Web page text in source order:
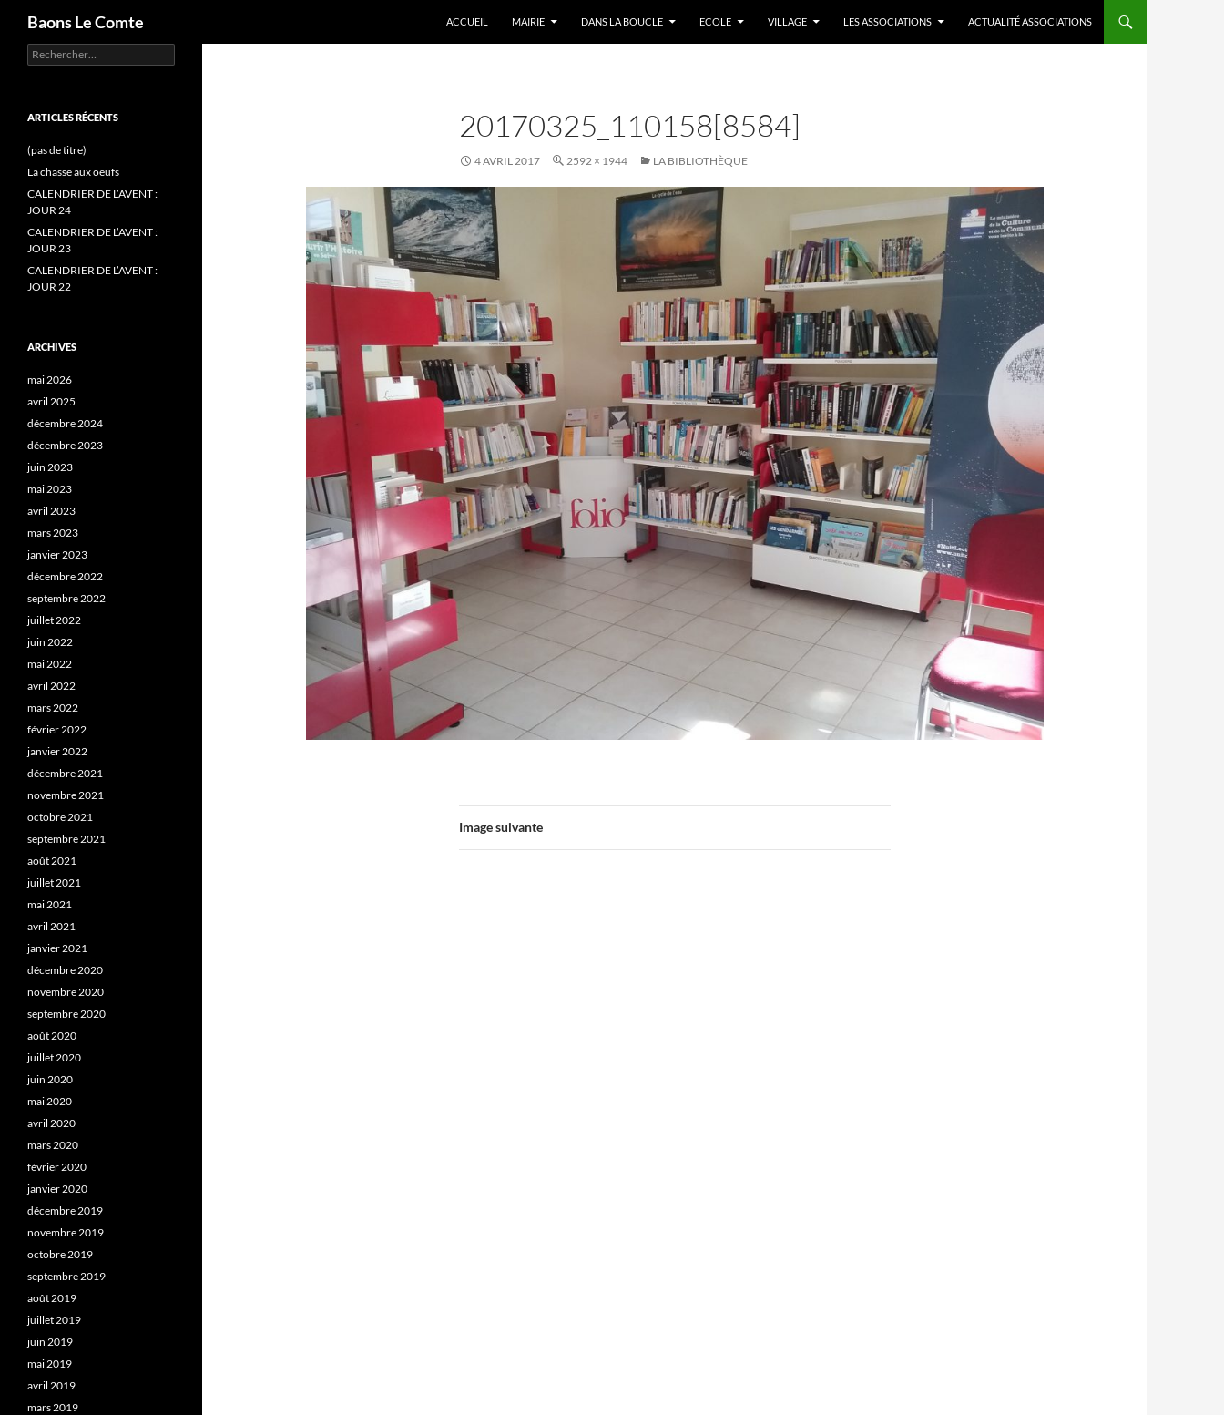
Baons Le Comte ACCUEIL MAIRIE DANS LA BOUCLE ECOLE VILLAGE LES ASSOCIATIONS ACTUALITÉ ASSOCIATIONS
20170325_110158[8584]
4 AVRIL 2017 2592 × 1944 LA BIBLIOTHÈQUE
Image suivante
Rechercher :
ARTICLES RÉCENTS
(pas de titre)
La chasse aux oeufs
CALENDRIER DE L’AVENT :
JOUR 24
CALENDRIER DE L’AVENT :
JOUR 23
CALENDRIER DE L’AVENT :
JOUR 22
ARCHIVES
mai 2026
avril 2025
décembre 2024
décembre 2023
juin 2023
mai 2023
avril 2023
mars 2023
janvier 2023
décembre 2022
septembre 2022
juillet 2022
juin 2022
mai 2022
avril 2022
mars 2022
février 2022
janvier 2022
décembre 2021
novembre 2021
octobre 2021
septembre 2021
août 2021
juillet 2021
mai 2021
avril 2021
janvier 2021
décembre 2020
novembre 2020
septembre 2020
août 2020
juillet 2020
juin 2020
mai 2020
avril 2020
mars 2020
février 2020
janvier 2020
décembre 2019
novembre 2019
octobre 2019
septembre 2019
août 2019
juillet 2019
juin 2019
mai 2019
avril 2019
mars 2019